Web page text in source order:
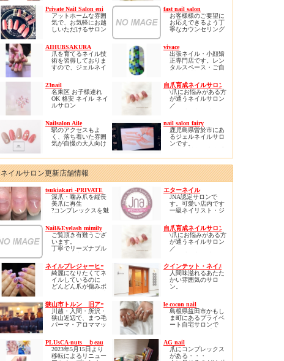
長さ出し 1本/\500
（5本〜/\200）
補強 1本/\300
ハードジェルオフ コ
ースに＋\1500
\200/1個
ストーン埋め尽くし
\500/1本
パーツ類 \100〜/1個
3Dアート \500〜/1個
\1000 （お湯を使っ
た甘皮ケア）
＊オプションご希望
予約時間を確保する
為事前にご連絡をお
願い致します。
何度でも通いたくな
るようなリゾートサ
ロン、、、
「通えるリゾート」
高技術をご提供いた
します。
待合とネイルスペー
スはハワイ空間、個
はバリ空間に仕上げ
ております。
リニューアルオープ
ンをし、さらに広
く、居心地の良い空
柏の他にはない特別
な空間で是非、日ご
ろのストレス社会か
ら癒されにいらして
スカルプ・ジェルネ
イル・マツエク
ご予約承っておりま
す(^^)/
まずはお気軽にお問
い合わせください
☆♪(^_-)-☆
たくさんのお電話、
心よりおまちしてお
ります( *´艸｀)
ご予約はお電話、
Nail book（オンライ
ン予約）で承ってお
ります。
Private Nail Salon enishi
アットホームな雰囲
気で、お気軽にお越
しいただけるサロン
着いて施術を受けら
るサロンとなってお
ります。
オープンは6月1日を
ネイリスト歴10年、
有資格者ですので安
心して何でもご相談
ください。
皆様のご来店、心よ
おります。
fast nail salon
お客様様のご要望に
お応えできるよう丁
寧なカウンセリング
す。小さなお子様連
れの方もご安心下さ
い(^ ^)
AIHUBSAKURA
爪を育てるネイル技
術を習得しておりま
すので、ジェルネイ
客様是非1度ご来店く
ださい
vivace
出張ネイル・小顔矯
正専門店です。レン
タルスペース・ご自
能です。ネイルケア
2980円〜受け賜わり
ます。本店はネイル
施術にAI搭載技術を
導入し繊細なデザイ
す。是非最先端のネ
イルアートをお楽し
み下さい。
23nail
名東区 お子様連れ
OK 格安 ネイル ネイ
ルサロン
※駐車場あり！
ご新規様に限り1000
円オフとなります。
自爪育成ネイルサロン くろねこネイル 手稲
\爪にお悩みがある方
が通うネイルサロン
／
たい！
深爪、爪噛みとさよ
ならしたい！
自分の指先に自信を
自爪育成でお悩み解
消しませんか？
ジェルネイル育成、
ネイルケア育成、ア
クリル育成の三刀流
であなたにぴったり
の爪育方法をご提案
致します♪
Nailsalon Aile
駅のアクセスもよ
く、落ち着いた雰囲
気が自慢の大人向け
です✨
カラー選びやデザイ
ン、自爪の状態など
丁寧にカウンセリン
グさせていただきま
す😊
角質ケアではお客様
を緩和できるよう細
部までのケアでお客
様に喜ばれているメ
ニューです(*^^*)
きたいです✨
nail salon fairy
鹿児島県曽於市にあ
るジェルネイルサロ
ンです。
の施術も行なってお
ります。
自宅サロンですので
要予約でお願い致し
ます♪
ネイルサロン更新店舗情報
tsukiakari -PRIVATE NAIL-
深爪・噛み爪を縦長
美爪に再生
?コンプレックスを魅
?初回から見た目改善
?ネイルNGでも自爪
風仕上げが可能
?肌も再生力UPして
?実績5万件の【リプ
ロネイル??深爪矯
正】導入
エターネイル
JNA認定サロンで
す。可愛い店内です
一級ネイリスト・ジ
ト。衛生管理士が働
いておりますので安
心・安全です。お友
達お誘い合わせの上
ご来店お待ちしてお
ハーモニージュリッ
シュ優良サロンにも
認定されており、プ
レミアムエデュケー
ターも在籍しており
サロンにお気軽にお
問い合わせ下さい
Nail&Eyelash mimily
ご覧頂き有難うござ
います。
丁寧でリーズナブル
を頂いております！
リピーターも多くサ
ロン初心者でも安心
していらしていただ
けるアットホーム雰
自爪育成ネイルサロン くろねこネイル 手稲
\爪にお悩みがある方
が通うネイルサロン
／
たい！
深爪、爪噛みとさよ
ならしたい！
自分の指先に自信を
自爪育成でお悩み解
消しませんか？
ジェルネイル育成、
ネイルケア育成、ア
クリル育成の三刀流
の爪育方法をご提案
致します♪
ネイルプレジャーヒーリング
綺麗になりたくてネ
イルしているのに
どんどん爪が傷みボ
や、
自分らしさを出した
くてネイルをするの
に
みんなと同じ見本の
からしか選択肢がな
いなど、
大好きなネイルが嫌
クインテット・ネイル笹塚店
人間味溢れるあたた
かい雰囲気のサロ
ン。
つろいでいるような
癒し・日頃の疲れを
癒して頂ける空間。
ルの楽しさ、美しさ
を感じていただける
様に心がけていま
狭山市トルン 旧アートメイクキャンディ
川越・入間・所沢・
狭山近辺で、まつ毛
パーマ・アロママッ
健康のサロン、リラ
クゼーショントルン
旧アートメイクキャ
le cocon nail
島根県益田市かもし
ま町にあるプライベ
ート自宅サロンで
¨̮ 🫶🏻)お持ち込み画
像も大歓迎
可愛いけどどこか品
PLUsCA-nuts ｂeauty
2023年5月15日より
移転によるリニュー
AG nail
爪にコンプレックス
がある・・・